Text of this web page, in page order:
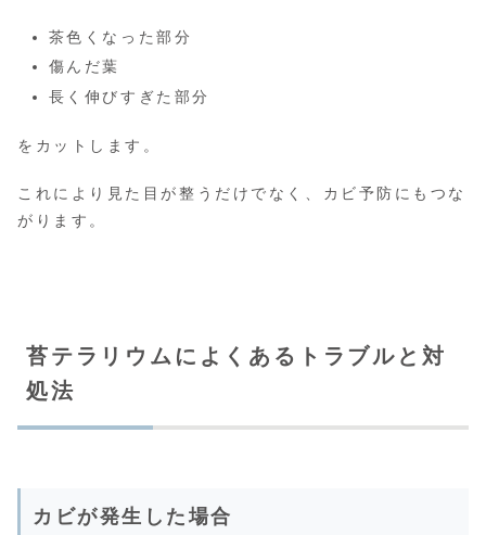
茶色くなった部分
傷んだ葉
長く伸びすぎた部分
をカットします。
これにより見た目が整うだけでなく、カビ予防にもつな
がります。
苔テラリウムによくあるトラブルと対
処法
カビが発生した場合